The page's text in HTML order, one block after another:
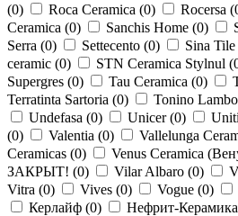
(0) Roca Ceramica (0) Rocersa (
Ceramica (0) Sanchis Home (0)
Serra (0) Settecento (0) Sina Tile
ceramic (0) STN Ceramica Stylnul (
Supergres (0) Tau Ceramica (0)
Terratinta Sartoria (0) Tonino
Undefasa (0) Unicer (0)
(0) Valentia (0) Vallelunga
Ceramicas (0)
Venus Ceramica
ЗАКРЫТ! (0) Vilar Albaro (0)
Vitra (0) Vives (0) Vogue (0)
Керлайф (0) Нефрит-